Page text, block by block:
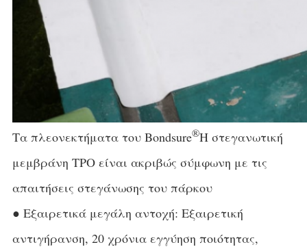
Τα πλεονεκτήματα του Bondsure®Η στεγανωτική
μεμβράνη TPO είναι ακριβώς σύμφωνη με τις
απαιτήσεις στεγάνωσης του πάρκου
● Εξαιρετικά μεγάλη αντοχή: Εξαιρετική
αντιγήρανση, 20 χρόνια εγγύηση ποιότητας,